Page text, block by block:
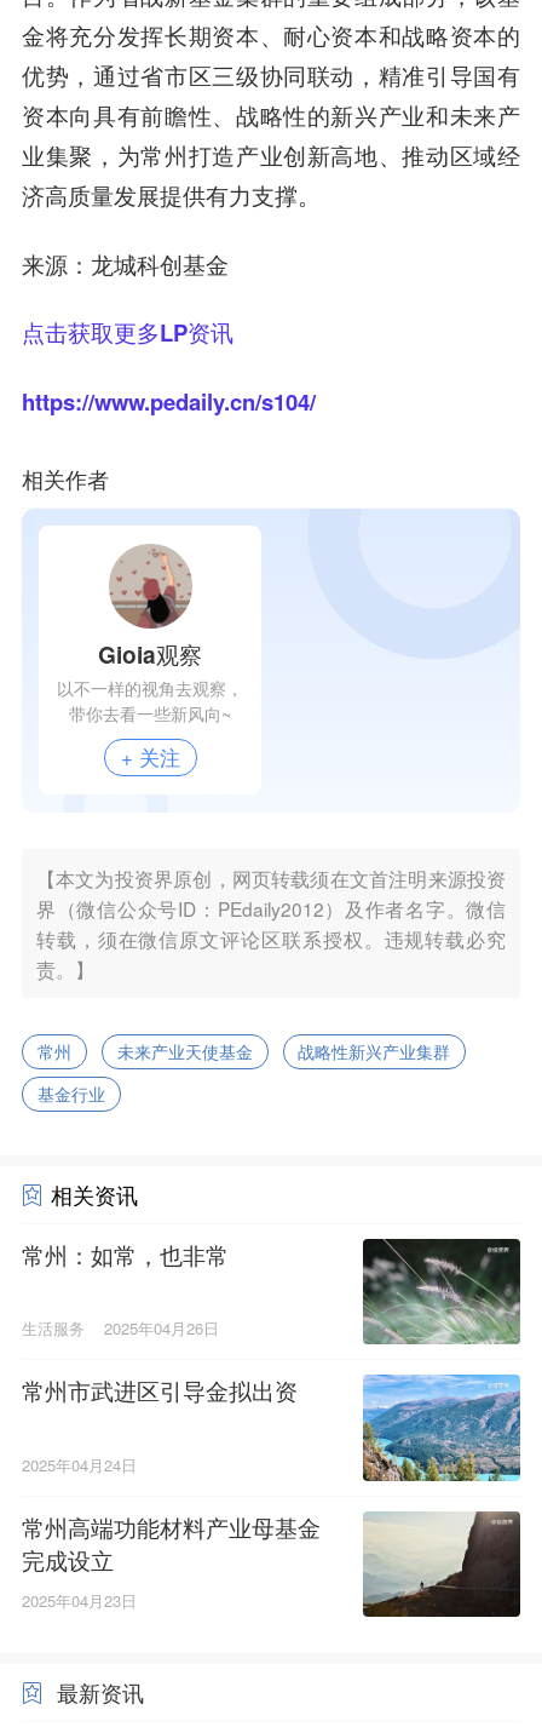
金将充分发挥长期资本、耐心资本和战略资本的
优势，通过省市区三级协同联动，精准引导国有
资本向具有前瞻性、战略性的新兴产业和未来产
业集聚，为常州打造产业创新高地、推动区域经
济高质量发展提供有力支撑。
来源：龙城科创基金
点击获取更多LP资讯
https://www.pedaily.cn/s104/
相关作者
Gioia观察
以不一样的视角去观察，
带你去看一些新风向~
+ 关注
【本文为投资界原创，网页转载须在文首注明来源投资
界（微信公众号ID：PEdaily2012）及作者名字。微信
转载，须在微信原文评论区联系授权。违规转载必究
责。】
常州 未来产业天使基金
战略性新兴产业集群
基金行业
相关资讯
常州：如常，也非常
生活服务 2025年04月26日
常州市武进区引导金拟出资
2025年04月24日
常州高端功能材料产业母基金
完成设立
2025年04月23日
最新资讯